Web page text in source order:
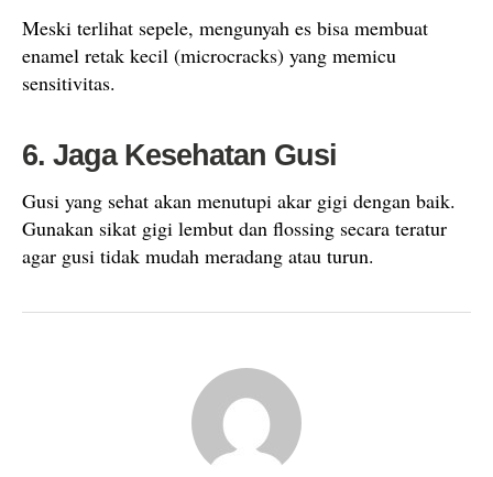
Meski terlihat sepele, mengunyah es bisa membuat
enamel retak kecil (microcracks) yang memicu
sensitivitas.
6. Jaga Kesehatan Gusi
Gusi yang sehat akan menutupi akar gigi dengan baik.
Gunakan sikat gigi lembut dan flossing secara teratur
agar gusi tidak mudah meradang atau turun.